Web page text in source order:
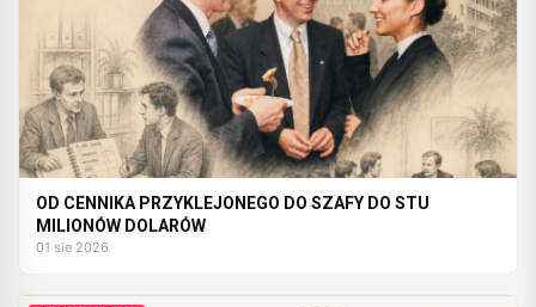
OD CENNIKA PRZYKLEJONEGO DO SZAFY DO STU
MILIONÓW DOLARÓW
01 sie 2026